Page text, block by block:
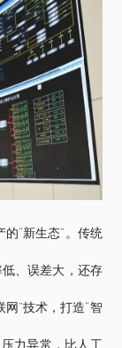
“新生态”。传统
、误差大，还存
”技术，打造“智
力异常，比人工